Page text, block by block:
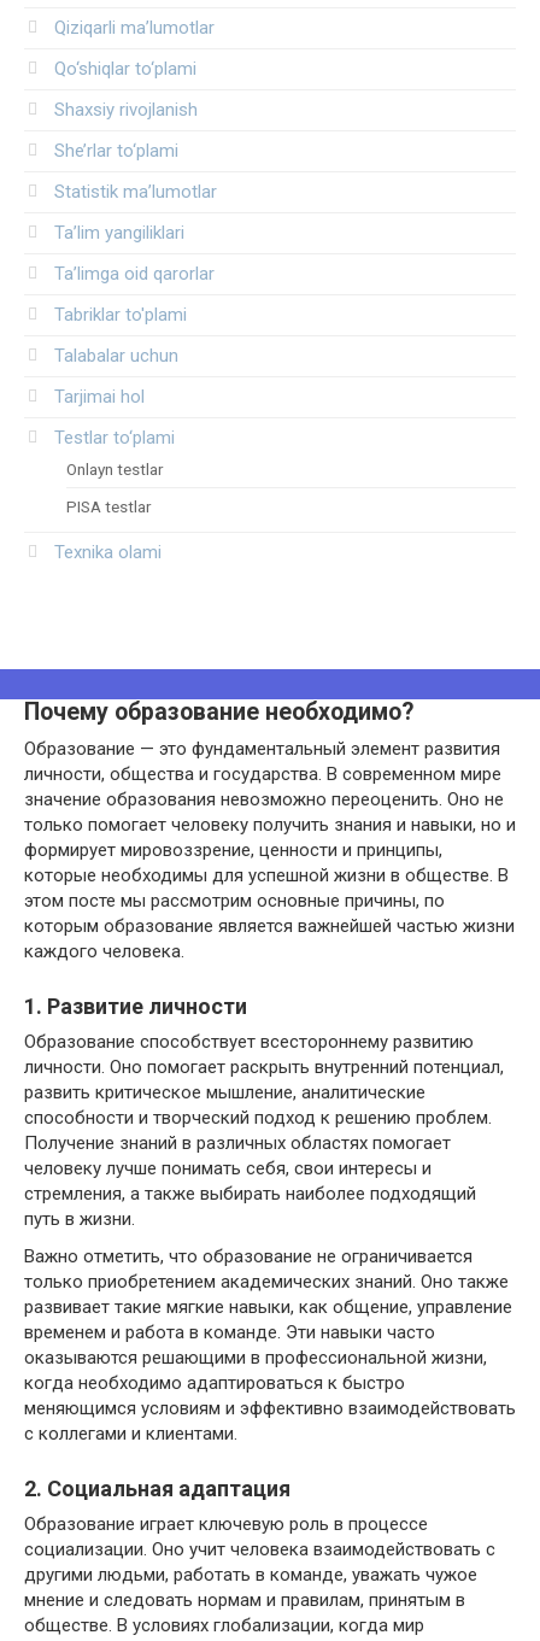
Qiziqarli ma’lumotlar
Qo‘shiqlar to‘plami
Shaxsiy rivojlanish
She’rlar to‘plami
Statistik ma’lumotlar
Ta’lim yangiliklari
Ta’limga oid qarorlar
Tabriklar to'plami
Talabalar uchun
Tarjimai hol
Testlar to‘plami
Onlayn testlar
PISA testlar
Texnika olami
Почему образование необходимо?
Образование — это фундаментальный элемент развития
личности, общества и государства. В современном мире
значение образования невозможно переоценить. Оно не
только помогает человеку получить знания и навыки, но и
формирует мировоззрение, ценности и принципы,
которые необходимы для успешной жизни в обществе. В
этом посте мы рассмотрим основные причины, по
которым образование является важнейшей частью жизни
каждого человека.
1. Развитие личности
Образование способствует всестороннему развитию
личности. Оно помогает раскрыть внутренний потенциал,
развить критическое мышление, аналитические
способности и творческий подход к решению проблем.
Получение знаний в различных областях помогает
человеку лучше понимать себя, свои интересы и
стремления, а также выбирать наиболее подходящий
путь в жизни.
Важно отметить, что образование не ограничивается
только приобретением академических знаний. Оно также
развивает такие мягкие навыки, как общение, управление
временем и работа в команде. Эти навыки часто
оказываются решающими в профессиональной жизни,
когда необходимо адаптироваться к быстро
меняющимся условиям и эффективно взаимодействовать
с коллегами и клиентами.
2. Социальная адаптация
Образование играет ключевую роль в процессе
социализации. Оно учит человека взаимодействовать с
другими людьми, работать в команде, уважать чужое
мнение и следовать нормам и правилам, принятым в
обществе. В условиях глобализации, когда мир